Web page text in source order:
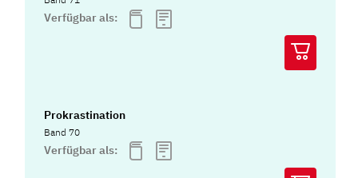
Verfügbar als:
Prokrastination
Band 70
Verfügbar als: